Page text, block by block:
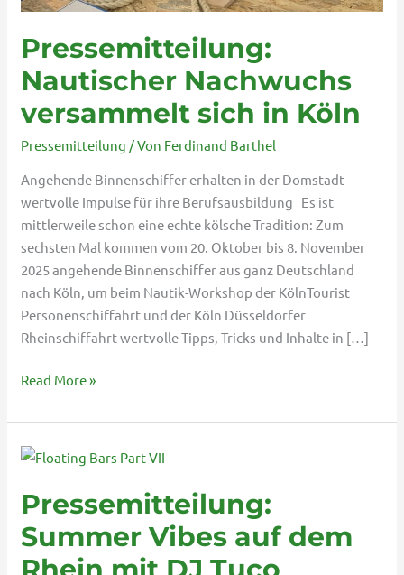
Pressemitteilung:
Nautischer Nachwuchs
versammelt sich in Köln
Pressemitteilung / Von Ferdinand Barthel
Angehende Binnenschiffer erhalten in der Domstadt
wertvolle Impulse für ihre Berufsausbildung Es ist
mittlerweile schon eine echte kölsche Tradition: Zum
sechsten Mal kommen vom 20. Oktober bis 8. November
2025 angehende Binnenschiffer aus ganz Deutschland
nach Köln, um beim Nautik-Workshop der KölnTourist
Personenschiffahrt und der Köln Düsseldorfer
Rheinschiffahrt wertvolle Tipps, Tricks und Inhalte in […]
Read More »
Pressemitteilung:
Summer Vibes auf dem
Pressemitteilung:
Vibes
dem
Rhein